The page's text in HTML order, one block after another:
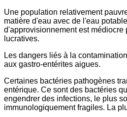
Une population relativement
matière d'eau avec de l'eau
d'approvisionnement est
lucratives.
Les dangers liés à la
aux gastro-entérites aigues.
Certaines bactéries pathogènes
entérique. Ce sont des bactéries
engendrer des infections, le plus
immunologiquement fragiles. La